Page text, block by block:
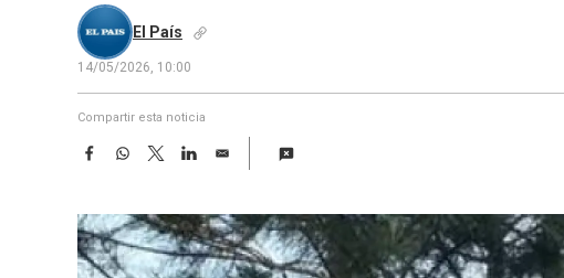
El País
14/05/2026, 10:00
Compartir esta noticia
F
e
b
o
W
t
s
A
T
w
t
t
e
L
k
e
d
E
i
l